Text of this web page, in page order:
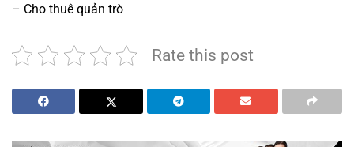
– Cho thuê quản trò
Rate this post